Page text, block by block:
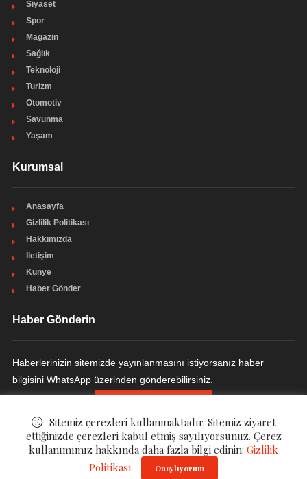
Siyaset
Spor
Magazin
Sağlık
Teknoloji
Turizm
Otomotiv
Savunma
Yaşam
Kurumsal
Anasayfa
Gizlilik Politikası
Hakkımızda
İletişim
Künye
Haber Gönder
Haber Gönderin
Haberlerinizin sitemizde yayınlanmasını istiyorsanız haber
bilgisini WhatsApp üzerinden gönderebilirsiniz.
. All Rights Reserved.
Sitemiz çerezleri kullanmaktadır. Sitemiz ziyaret
ettiğinizde çerezleri kabul etmiş sayılıyorsunuz. Çerez
kullanımımız hakkında daha fazla bilgi edinin: Gizlilik
Politikası
Onaylıyorum